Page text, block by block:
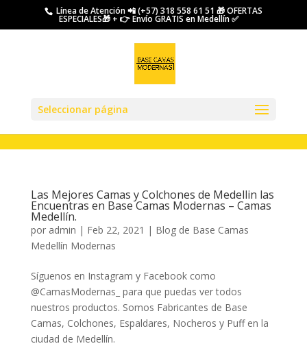
Línea de Atención 📲 (+57) 318 558 61 51 🎁 OFERTAS
ESPECIALES🎁 + 👉 Envío GRATIS en Medellín ✅
Seleccionar página
Las Mejores Camas y Colchones de Medellin las
Encuentras en Base Camas Modernas – Camas
Medellín.
por admin | Feb 22, 2021 | Blog de Base Camas
Medellín Modernas
Síguenos en Instagram y Facebook como
@CamasModernas_ para que puedas ver todos
nuestros productos. Somos Fabricantes de Base
Camas, Colchones, Espaldares, Nocheros y Puff en la
ciudad de Medellín.